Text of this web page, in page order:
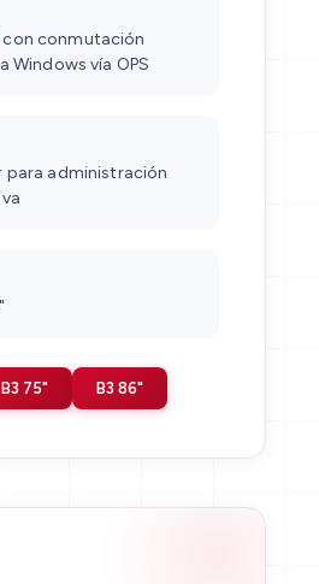
con conmutación
Windows vía OPS
para administración
B3 75" B3 86"